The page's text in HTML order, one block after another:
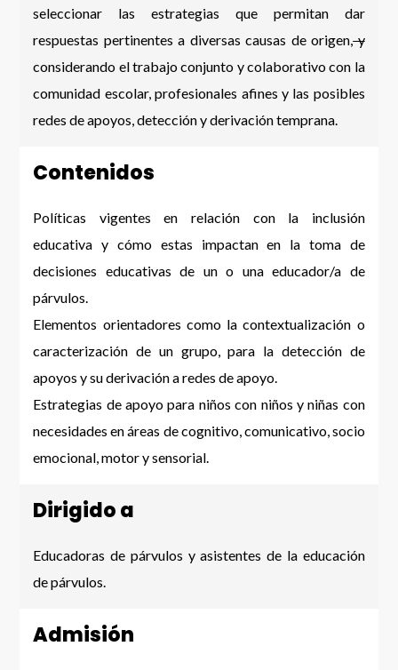
seleccionar las estrategias que permitan dar
respuestas pertinentes a diversas causas de origen,y
considerando el trabajo conjunto y colaborativo con la
comunidad escolar, profesionales afines y las posibles
redes de apoyos, detección y derivación temprana.
Contenidos
Políticas vigentes en relación con la inclusión
educativa y cómo estas impactan en la toma de
decisiones educativas de un o una educador/a de
párvulos.
Elementos orientadores como la contextualización o
caracterización de un grupo, para la detección de
apoyos y su derivación a redes de apoyo.
Estrategias de apoyo para niños con niños y niñas con
necesidades en áreas de cognitivo, comunicativo, socio
emocional, motor y sensorial.
Dirigido a
Educadoras de párvulos y asistentes de la educación
de párvulos.
Admisión